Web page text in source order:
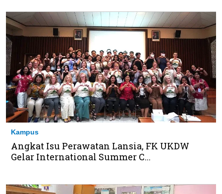
Kampus
Angkat Isu Perawatan Lansia, FK UKDW
Gelar International Summer C...